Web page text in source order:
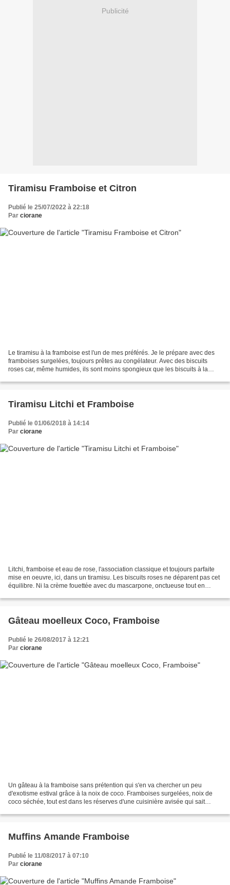
Publicité
Tiramisu Framboise et Citron
Publié le 25/07/2022 à 22:18
Par ciorane
Le tiramisu à la framboise est l'un de mes préférés. Je le prépare avec des
framboises surgelées, toujours prêtes au congélateur. Avec des biscuits
roses car, même humides, ils sont moins spongieux que les biscuits à la
Tiramisu Litchi et Framboise
Publié le 01/06/2018 à 14:14
Par ciorane
Litchi, framboise et eau de rose, l'association classique et toujours parfaite
mise en oeuvre, ici, dans un tiramisu. Les biscuits roses ne déparent pas cet
équilibre. Ni la crème fouettée avec du mascarpone, onctueuse tout en
Gâteau moelleux Coco, Framboise
Publié le 26/08/2017 à 12:21
Par ciorane
Un gâteau à la framboise sans prétention qui s'en va chercher un peu
d'exotisme estival grâce à la noix de coco. Framboises surgelées, noix de
coco séchée, tout est dans les réserves d'une cuisinière avisée qui sait
Muffins Amande Framboise
Publié le 11/08/2017 à 07:10
Par ciorane